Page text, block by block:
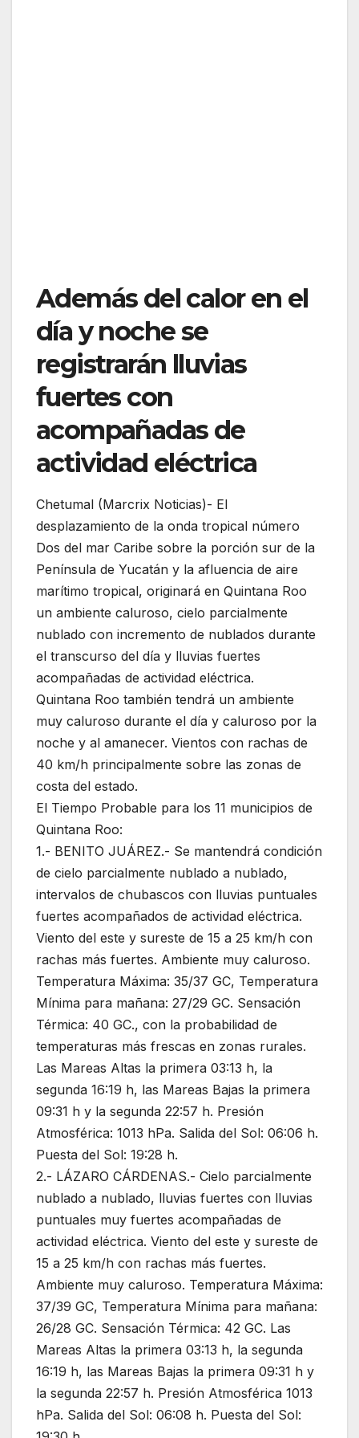
Además del calor en el
día y noche se
registrarán lluvias
fuertes con
acompañadas de
actividad eléctrica
Chetumal (Marcrix Noticias)- El
desplazamiento de la onda tropical número
Dos del mar Caribe sobre la porción sur de la
Península de Yucatán y la afluencia de aire
marítimo tropical, originará en Quintana Roo
un ambiente caluroso, cielo parcialmente
nublado con incremento de nublados durante
el transcurso del día y lluvias fuertes
acompañadas de actividad eléctrica.
Quintana Roo también tendrá un ambiente
muy caluroso durante el día y caluroso por la
noche y al amanecer. Vientos con rachas de
40 km/h principalmente sobre las zonas de
costa del estado.
El Tiempo Probable para los 11 municipios de
Quintana Roo:
1.- BENITO JUÁREZ.- Se mantendrá condición
de cielo parcialmente nublado a nublado,
intervalos de chubascos con lluvias puntuales
fuertes acompañados de actividad eléctrica.
Viento del este y sureste de 15 a 25 km/h con
rachas más fuertes. Ambiente muy caluroso.
Temperatura Máxima: 35/37 GC, Temperatura
Mínima para mañana: 27/29 GC. Sensación
Térmica: 40 GC., con la probabilidad de
temperaturas más frescas en zonas rurales.
Las Mareas Altas la primera 03:13 h, la
segunda 16:19 h, las Mareas Bajas la primera
09:31 h y la segunda 22:57 h. Presión
Atmosférica: 1013 hPa. Salida del Sol: 06:06 h.
Puesta del Sol: 19:28 h.
2.- LÁZARO CÁRDENAS.- Cielo parcialmente
nublado a nublado, lluvias fuertes con lluvias
puntuales muy fuertes acompañadas de
actividad eléctrica. Viento del este y sureste de
15 a 25 km/h con rachas más fuertes.
Ambiente muy caluroso. Temperatura Máxima:
37/39 GC, Temperatura Mínima para mañana:
26/28 GC. Sensación Térmica: 42 GC. Las
Mareas Altas la primera 03:13 h, la segunda
16:19 h, las Mareas Bajas la primera 09:31 h y
la segunda 22:57 h. Presión Atmosférica 1013
hPa. Salida del Sol: 06:08 h. Puesta del Sol: